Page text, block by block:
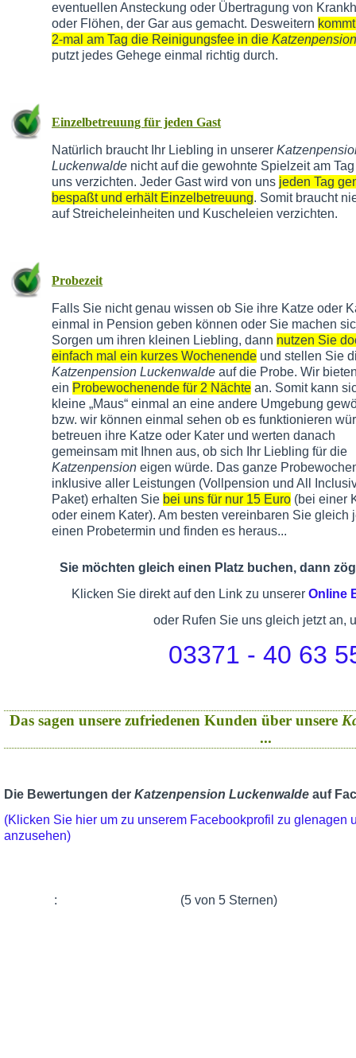
eventuellen Ansteckung oder Übertragung von
oder Flöhen, der Gar aus gemacht. Desweitern
2-mal am Tag die Reinigungsfee in die Katzenpension
putzt jedes Gehege einmal richtig durch.
Einzelbetreuung für jeden Gast
Natürlich braucht Ihr Liebling in unserer
Luckenwalde nicht auf die gewohnte Spielzeit am
uns verzichten. Jeder Gast wird von uns jeden Tag
bespaßt und erhält Einzelbetreuung. Somit braucht
auf Streicheleinheiten und Kuscheleien verzichten.
Probezeit
Falls Sie nicht genau wissen ob Sie ihre Katze oder
einmal in Pension geben können oder Sie machen
Sorgen um ihren kleinen Liebling, dann nutzen Sie
einfach mal ein kurzes Wochenende und stellen Sie
Katzenpension Luckenwalde auf die Probe. Wir
ein Probewochenende für 2 Nächte an. Somit kann
kleine „Maus“ einmal an eine andere Umgebung
bzw. wir können einmal sehen ob es funktionieren
betreuen ihre Katze oder Kater und werten danach
gemeinsam mit Ihnen aus, ob sich Ihr Liebling für die
Katzenpension eigen würde. Das ganze
inklusive aller Leistungen (Vollpension und All
Paket) erhalten Sie bei uns für nur 15 Euro (bei einer
oder einem Kater). Am besten vereinbaren Sie gleich
einen Probetermin und finden es heraus...
Sie möchten gleich einen Platz buchen, dann
Klicken Sie direkt auf den Link zu unserer Online
oder Rufen Sie uns gleich jetzt an,
03371 - 40 63
Das sagen unsere zufriedenen Kunden über unsere
...
Die Bewertungen der Katzenpension Luckenwalde auf
(Klicken Sie hier um zu unserem Facebookprofil zu glenagen
anzusehen)
: (5 von 5 Sternen)